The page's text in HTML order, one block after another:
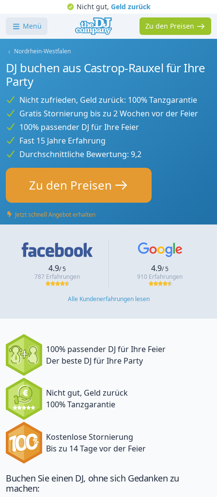
Nicht gut,Geld zurück
Menü Zu den Preisen
Nordrhein-Westfalen
DJ buchen aus Castrop-Rauxel für Ihre
Party
Nicht zufrieden, Geld zurück: 100% Tanzgarantie
Gratis Stornierung bis zu 2 Wochen vor der Feier
100% passender DJ für Ihre Feier
Fast 15 Jahre Erfahrung
Durchschnittliche Bewertung: 9,2
Zu den Preisen
Jetzt schnell Angebot erhalten
4.9/ 5
787 Erfahrungen
4.9/ 5
910 Erfahrungen
Alle Kundenerfahrungen lesen
100% passender DJ für Ihre Feier
Der beste DJ für Ihre Party
Nicht gut, Geld zurück
100% Tanzgarantie
Kostenlose Stornierung
Bis zu 14 Tage vor der Feier
Buchen Sie einen DJ, ohne sich Gedanken zu
machen: